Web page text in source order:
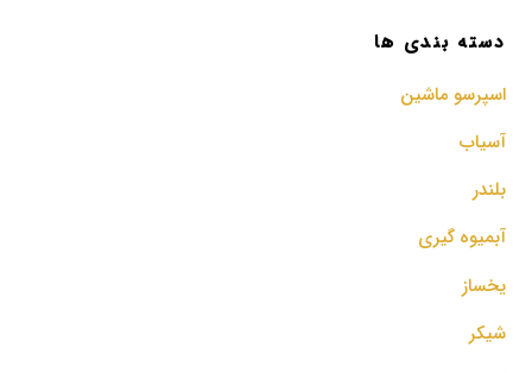
دسته بندی ها
اسپرسو‌ ماشین
آسیاب
بلندر
آبمیوه گیری
یخساز
شیکر